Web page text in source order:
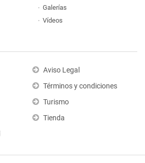
Galerías
Vídeos
Aviso Legal
Términos y condiciones
Turismo
Tienda